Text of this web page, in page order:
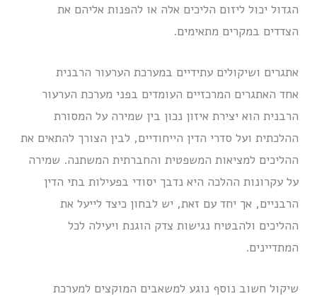
הגדול יכול ליזום הליכים אלה או להפנות אליהם את
הצדדים במקרים מתאימים.
אתגרים ושיקולים עתידיים במערכת הערעור הרבנית
אחד האתגרים המרכזיים העומדים בפני מערכת הערעור
הרבנית הוא יצירת איזון נכון בין שמירה על המסורת
ההלכתית ועל סדרי הדין הייחודיים, לבין הצורך להתאים את
ההליכים למציאות המשפטית והחברתית המשתנה. שמירה
על עקרונות ההלכה היא נדבך יסודי בפעילות בתי הדין
הרבניים, אך יחד עם זאת, יש לבחון כיצד לייעל את
ההליכים ולהבטיח נגישות צדק הוגנת ויעילה לכל
המתדיינים.
שיקול חשוב נוסף נוגע למשאבים המוקצים למערכת